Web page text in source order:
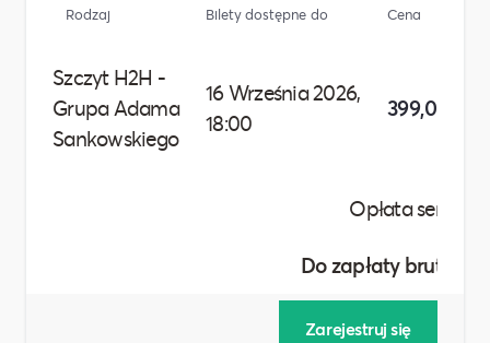
Rodzaj Bilety dostępne do Cena
Szczyt H2H -
Grupa Adama
Sankowskiego
16 Września 2026,
18:00
399,00 zł